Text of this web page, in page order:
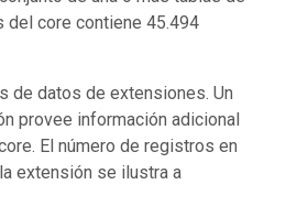
del core contiene 45.494
de datos de extensiones. Un
provee información adicional
El número de registros en
extensión se ilustra a